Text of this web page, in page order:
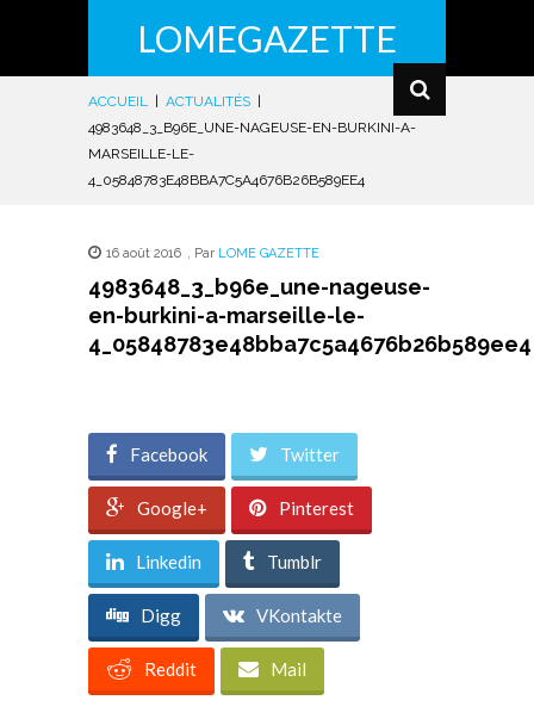
LOMEGAZETTE
ACCUEIL ACTUALITÉS
4983648_3_B96E_UNE-NAGEUSE-EN-BURKINI-A-
MARSEILLE-LE-
4_05848783E48BBA7C5A4676B26B589EE4
16 août 2016 , Par LOME GAZETTE
4983648_3_b96e_une-nageuse-
en-burkini-a-marseille-le-
4_05848783e48bba7c5a4676b26b589ee4
Facebook Twitter
Google+ Pinterest
Linkedin Tumblr
Digg VKontakte
Reddit Mail